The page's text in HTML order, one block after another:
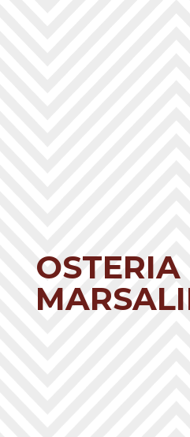
OSTERIA